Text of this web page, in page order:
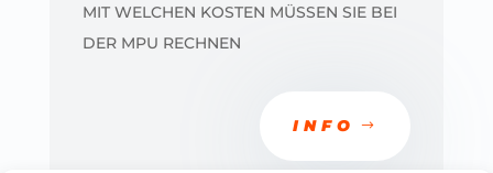
MIT WELCHEN KOSTEN MÜSSEN SIE BEI
DER MPU RECHNEN
INFO